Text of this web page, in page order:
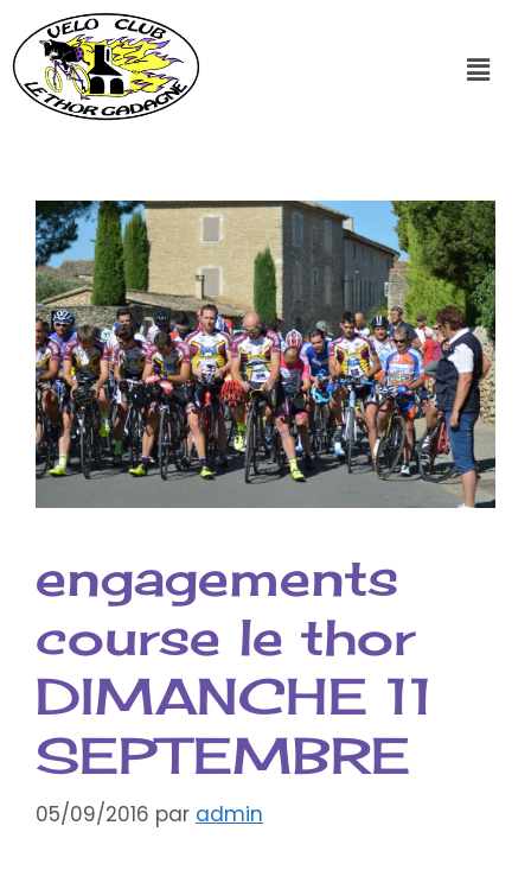
engagements
course le thor
DIMANCHE 11
SEPTEMBRE
05/09/2016 par admin